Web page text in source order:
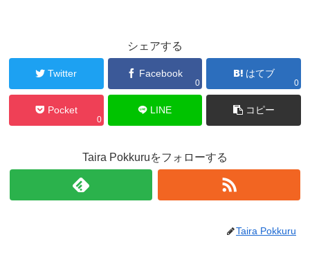
シェアする
Twitter Facebook
0
はてブ
0
Pocket
0
LINE コピー
Taira Pokkuruをフォローする
Taira Pokkuru